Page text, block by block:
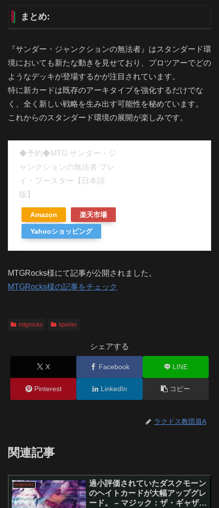
まとめ:
『サンダー・ジャンクションの無法者』はスタンダード環
境においても新たな動きを見せており、プロツアーでどの
ようなデッキが登場するかが注目されています。
特に新カードは既存のアーキタイプを強化するだけでな
く、全く新しい戦略を生み出す可能性を秘めています。
これからのスタンダード環境の展開が楽しみです。
◆予約◆MTG サンダー・ジ
ャンクションの無法者 プレ
イ・ブースター【日本語
版】
Amazon 楽天市場
Yahooショッピング
MTGRocks様にて記事が公開されました。
MTGRocks様の記事をチェック
mtgrocks spoiler
シェアする
X Facebook LINE
Pinterest LinkedIn コピー
ラクドス教団員A
関連記事
mtgrocks
過小評価されていたダスクモーン
のヘイトカードが大幅アップグレ
ード。 – マジック：ザ・ギャザリ